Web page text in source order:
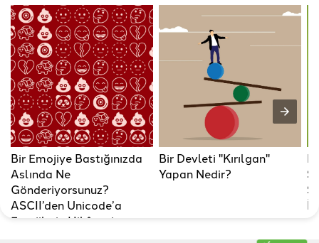
Bir Emojiye Bastığınızda
Aslında Ne
Gönderiyorsunuz?
ASCII’den Unicode’a
Emojilerin Hikâyesi
Bir Devleti "Kırılgan"
Yapan Nedir?